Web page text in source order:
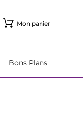
Mon panier
Bons Plans